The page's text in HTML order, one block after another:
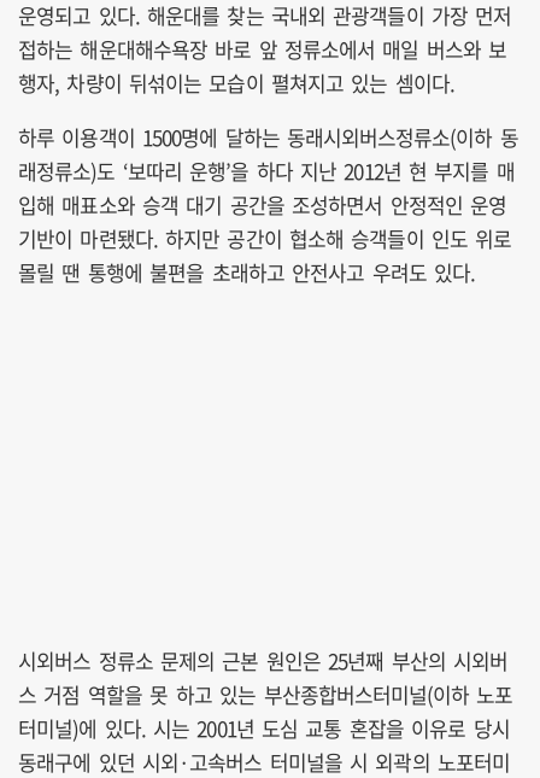
운영되고 있다. 해운대를 찾는 국내외 관광객들이 가장 먼저
접하는 해운대해수욕장 바로 앞 정류소에서 매일 버스와 보
행자, 차량이 뒤섞이는 모습이 펼쳐지고 있는 셈이다.
하루 이용객이 1500명에 달하는 동래시외버스정류소(이하 동
래정류소)도 ‘보따리 운행’을 하다 지난 2012년 현 부지를 매
입해 매표소와 승객 대기 공간을 조성하면서 안정적인 운영
기반이 마련됐다. 하지만 공간이 협소해 승객들이 인도 위로
몰릴 땐 통행에 불편을 초래하고 안전사고 우려도 있다.
시외버스 정류소 문제의 근본 원인은 25년째 부산의 시외버
스 거점 역할을 못 하고 있는 부산종합버스터미널(이하 노포
터미널)에 있다. 시는 2001년 도심 교통 혼잡을 이유로 당시
동래구에 있던 시외·고속버스 터미널을 시 외곽의 노포터미